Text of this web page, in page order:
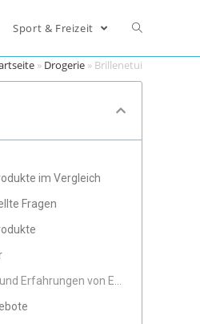
Sport & Freizeit
» Drogerie» Brillenetui
im Vergleich
Fragen